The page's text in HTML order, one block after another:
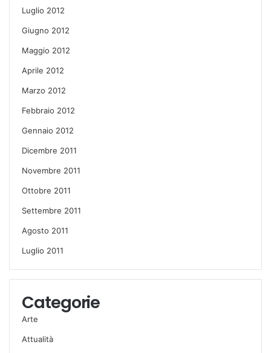
Luglio 2012
Giugno 2012
Maggio 2012
Aprile 2012
Marzo 2012
Febbraio 2012
Gennaio 2012
Dicembre 2011
Novembre 2011
Ottobre 2011
Settembre 2011
Agosto 2011
Luglio 2011
Categorie
Arte
Attualità